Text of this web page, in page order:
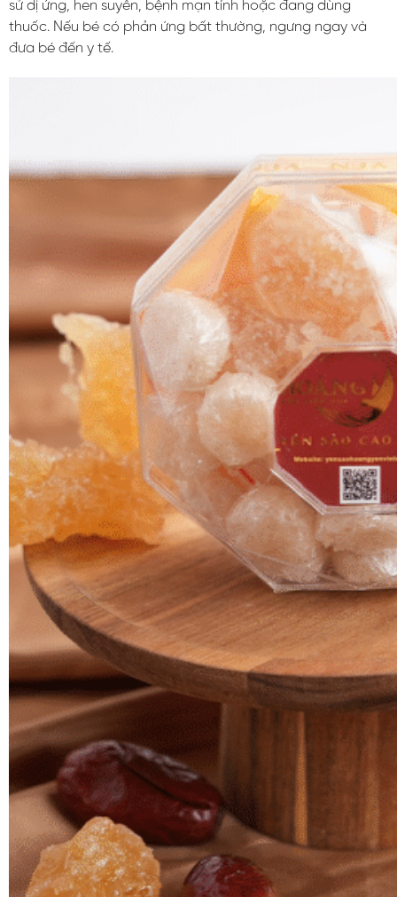
sử dị ứng, hen suyễn, bệnh mạn tính hoặc đang dùng
thuốc. Nếu bé có phản ứng bất thường, ngưng ngay và
đưa bé đến y tế.